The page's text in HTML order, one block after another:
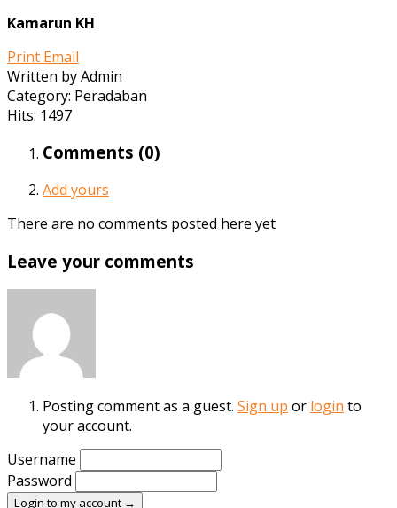
Kamarun KH
Print Email
Written by Admin
Category: Peradaban
Hits: 1497
Comments (0)
Add yours
There are no comments posted here yet
Leave your comments
Posting comment as a guest. Sign up or login to
your account.
Username
Password
Login to my account →